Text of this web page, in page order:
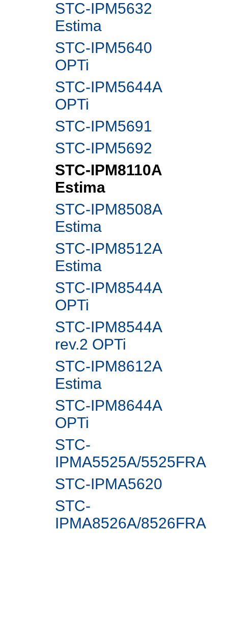
STC-IPM5632
Estima
STC-IPM5640
OPTi
STC-IPM5644A
OPTi
STC-IPM5691
STC-IPM5692
STC-IPM8110A
Estima
STC-IPM8508A
Estima
STC-IPM8512A
Estima
STC-IPM8544A
OPTi
STC-IPM8544A
rev.2 OPTi
STC-IPM8612A
Estima
STC-IPM8644A
OPTi
STC-
IPMA5525A/5525FRA
STC-IPMА5620
STC-
IPMA8526A/8526FRA